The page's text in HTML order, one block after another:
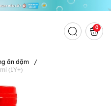
0
ăn dặm
/
(1Y+)